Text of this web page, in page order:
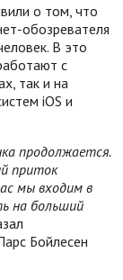
о том, что
обозревателя
В это
с
так и на
iOS и
продолжается.
приток
мы входим в
на больший
Бойлесен